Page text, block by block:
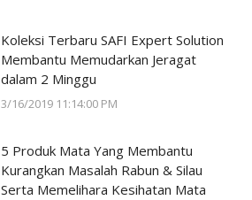
Koleksi Terbaru SAFI Expert Solution
Membantu Memudarkan Jeragat
dalam 2 Minggu
3/16/2019 11:14:00 PM
5 Produk Mata Yang Membantu
Kurangkan Masalah Rabun & Silau
Serta Memelihara Kesihatan Mata